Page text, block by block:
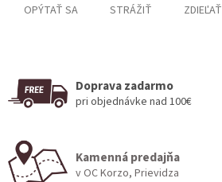
OPÝTAŤ SA STRÁŽIŤ ZDIEĽAŤ
Doprava zadarmo
pri objednávke nad 100€
Kamenná predajňa
v OC Korzo, Prievidza